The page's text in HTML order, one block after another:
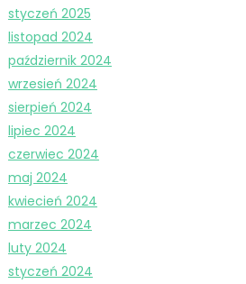
styczeń 2025
listopad 2024
październik 2024
wrzesień 2024
sierpień 2024
lipiec 2024
czerwiec 2024
maj 2024
kwiecień 2024
marzec 2024
luty 2024
styczeń 2024